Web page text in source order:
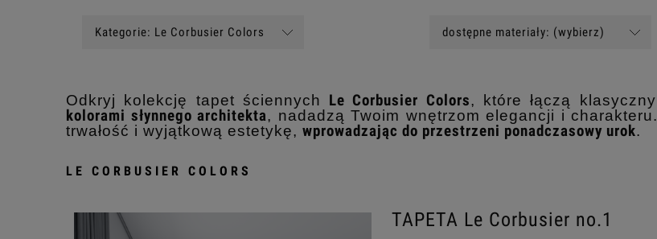
Kategorie: Le Corbusier Colors dostępne materiały: (wybierz)
Odkryj kolekcję tapet ściennych Le Corbusier Colors, które łączą
kolorami słynnego architekta, nadadzą Twoim wnętrzom elegancji i
trwałość i wyjątkową estetykę, wprowadzając do przestrzeni ponadczasowy urok.
LE CORBUSIER COLORS
TAPETA Le Corbusier no.1